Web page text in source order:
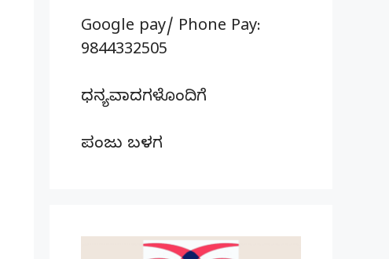
Google pay/ Phone Pay:
9844332505
ಧನ್ಯವಾದಗಳೊಂದಿಗೆ
ಪಂಜು ಬಳಗ